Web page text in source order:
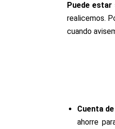
Puede
realicemos.
cuando
Cuenta
ahorre